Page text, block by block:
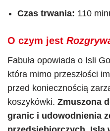
Czas trwania: 110
O czym jest
Fabuła opowiada o Isli
która mimo przeszłości
przed koniecznością
koszykówki. Zmuszona
granic i udowodnienia